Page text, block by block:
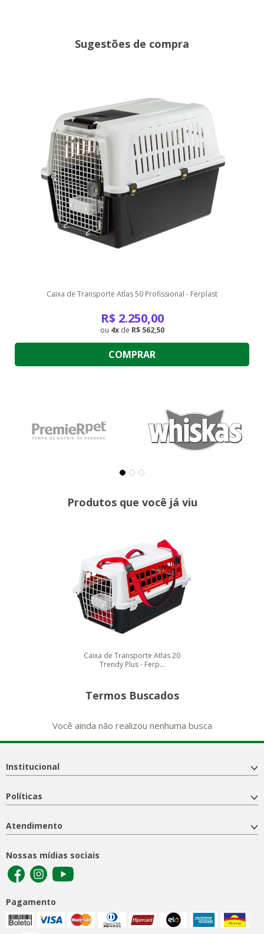
Sugestões de compra
Caixa de Transporte Atlas 50 Profissional - Ferplast
R$ 2.250,00
4 de R$ 562,50
COMPRAR
Produtos que você já viu
Caixa de Transporte Atlas 20
Trendy Plus - Ferp...
Termos Buscados
Você ainda não realizou nenhuma busca
Institucional
Políticas
Atendimento
Nossas mídias sociais
Pagamento